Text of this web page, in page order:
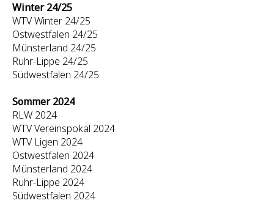
Winter 24/25
WTV Winter 24/25
Ostwestfalen 24/25
Münsterland 24/25
Ruhr-Lippe 24/25
Südwestfalen 24/25
Sommer 2024
RLW 2024
WTV Vereinspokal 2024
WTV Ligen 2024
Ostwestfalen 2024
Münsterland 2024
Ruhr-Lippe 2024
Südwestfalen 2024